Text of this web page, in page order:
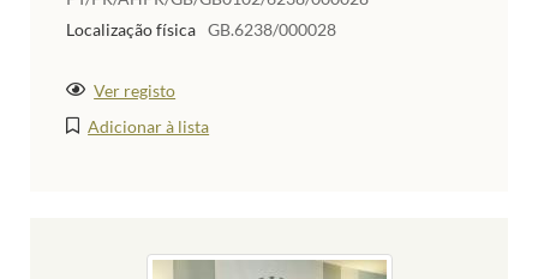
Localização física GB.6238/000028
Ver registo
Adicionar à lista